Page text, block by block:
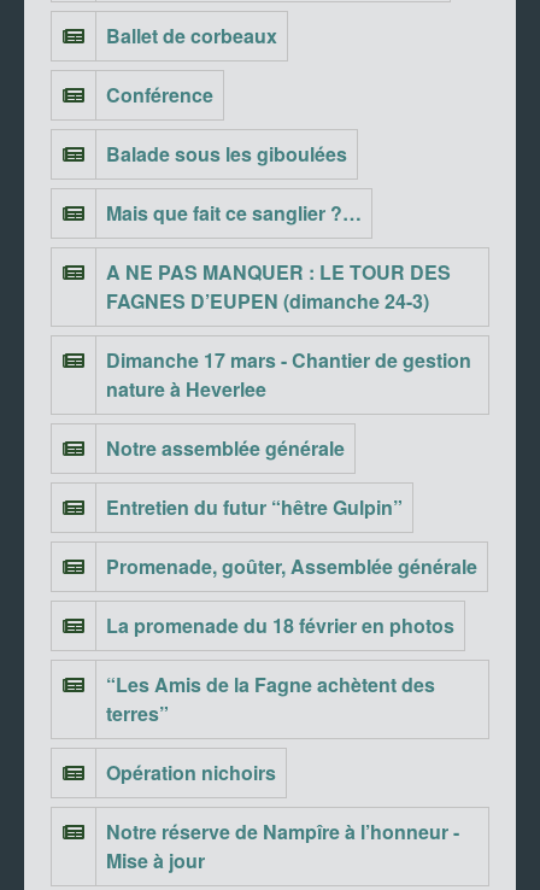
Ballet de corbeaux
Conférence
Balade sous les giboulées
Mais que fait ce sanglier ?…
A NE PAS MANQUER : LE TOUR DES
FAGNES D’EUPEN (dimanche 24-3)
Dimanche 17 mars - Chantier de gestion
nature à Heverlee
Notre assemblée générale
Entretien du futur “hêtre Gulpin”
Promenade, goûter, Assemblée générale
La promenade du 18 février en photos
“Les Amis de la Fagne achètent des
terres”
Opération nichoirs
Notre réserve de Nampîre à l’honneur -
Mise à jour